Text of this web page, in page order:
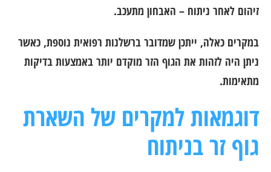
זיהום לאחר ניתוח – האבחון מתעכב.
במקרים כאלה, ייתכן שמדובר ברשלנות רפואית נוספת, כאשר
ניתן היה לזהות את הגוף הזר מוקדם יותר באמצעות בדיקות
מתאימות.
דוגמאות למקרים של השארת
גוף זר בניתוח